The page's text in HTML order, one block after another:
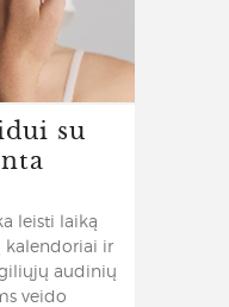
su
leisti laiką
kalendoriai ir
audinių
veido